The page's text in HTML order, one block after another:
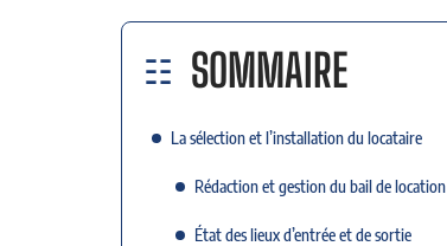
SOMMAIRE
La sélection et l’installation du locataire
Rédaction et gestion du bail de location
État des lieux d’entrée et de sortie